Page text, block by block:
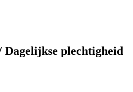
Dagelijkse plechtigheid